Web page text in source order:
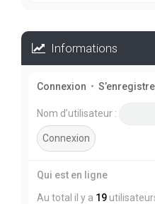
Informations
Connexion •
Nom d’utilisateur :
Qui est en ligne
Au total il y a 19